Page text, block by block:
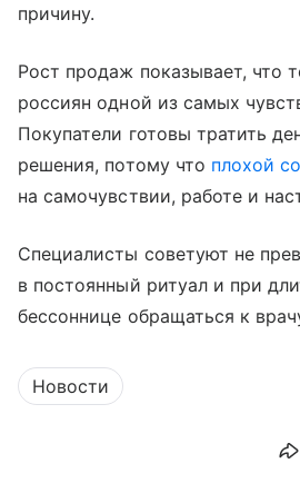
причину.
Рост продаж показывает, что
россиян одной из самых
Покупатели готовы тратить
решения, потому что плохой
на самочувствии, работе и
Специалисты советуют не
в постоянный ритуал и при
бессоннице обращаться к
Новости